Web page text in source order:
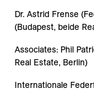
Dr. Astrid Frense
(Budapest, beide
Associates: Phil
Real Estate, Berlin)
Internationale